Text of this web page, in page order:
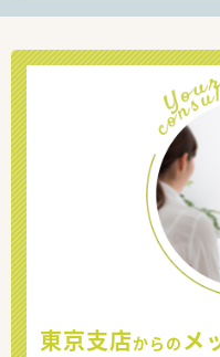
東京支店からの メ